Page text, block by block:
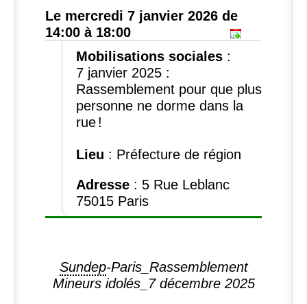
Le mercredi 7 janvier 2026 de
14:00 à 18:00
Mobilisations sociales:
7 janvier 2025 :
Rassemblement pour que plus
personne ne dorme dans la
rue!
Lieu : Préfecture de région
Adresse: 5 Rue Leblanc
75015 Paris
Sundep-Paris_Rassemblement
Mineurs idolés_7 décembre 2025